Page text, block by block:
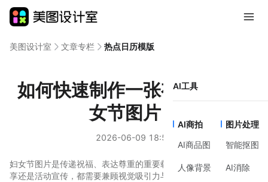
AI工具
AI商拍
AI商品图
人像背景
图片处理
智能抠图
AI消除
美图设计室 文章专栏 热点日历模版
如何快速制作一张有温度的妇
女节图片？
2026-06-09 18:57
妇女节图片是传递祝福、表达尊重的重要载体，无论是社交媒体分
享还是活动宣传，都需要兼顾视觉吸引力与内容准确性。本文从前